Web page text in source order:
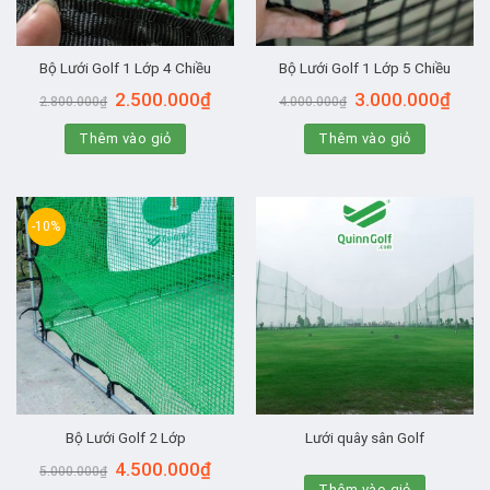
Bộ Lưới Golf 1 Lớp 4 Chiều
2.800.000₫ Giá
gốc
là:
2.800.000₫.
2.500.000₫Giá
hiện
Thêm vào giỏ
Bộ Lưới Golf 1 Lớp 5 Chiều
4.000.000₫ Giá
gốc
là:
4.000.000₫.
3.000.000₫Giá
hiện
Thêm vào giỏ
-10%
Bộ Lưới Golf 2 Lớp
5.000.000₫ Giá
gốc
4.500.000₫Giá
hiện
Lưới quây sân Golf